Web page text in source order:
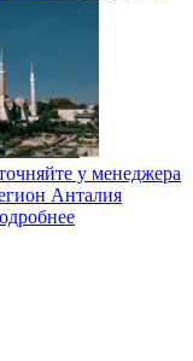
у менеджера
Анталия